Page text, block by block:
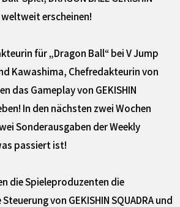
weltweit erscheinen!
für „Dragon Ball“ bei V Jump
Kawashima, Chefredakteurin von
das Gameplay von GEKISHIN
In den nächsten zwei Wochen
Sonderausgaben der Weekly
passiert ist!
die Spieleproduzenten die
von GEKISHIN SQUADRA und